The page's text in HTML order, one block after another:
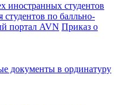
иностранных студентов
студентов по балльно-
портал AVN Приказ о
документы в ординатуру